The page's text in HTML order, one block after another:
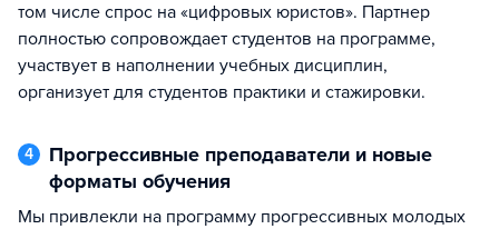
том числе спрос на «цифровых юристов». Партнер
полностью сопровождает студентов на программе,
участвует в наполнении учебных дисциплин,
организует для студентов практики и стажировки.
4
Прогрессивные преподаватели и новые
форматы обучения
Мы привлекли на программу прогрессивных молодых